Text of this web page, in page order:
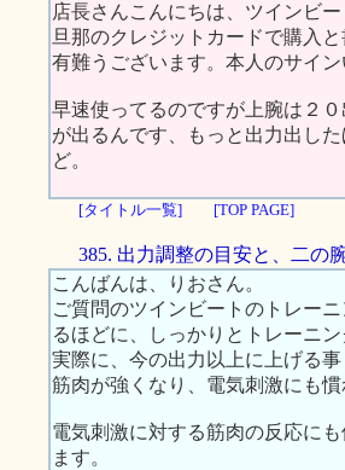
店長さんこんにちは、ツインビ
旦那のクレジットカードで購入
有難うございます。本人のサイ
早速使ってるのですが上腕は２
が出るんです、もっと出力出し
ど。
[タイトル一覧] [TOP PAGE]
385. 出力調整の目安と、二の
こんばんは、りおさん。
ご質問のツインビートのトレー
るほどに、しっかりとトレーニ
実際に、今の出力以上に上げる
筋肉が強くなり、電気刺激にも
電気刺激に対する筋肉の反応に
ます。